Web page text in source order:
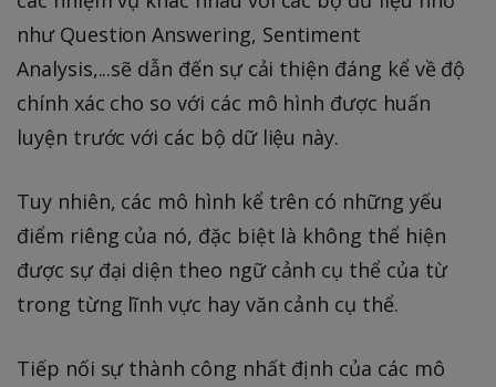
như Question Answering, Sentiment
Analysis,...sẽ dẫn đến sự cải thiện đáng kể về độ
chính xác cho so với các mô hình được huấn
luyện trước với các bộ dữ liệu này.
Tuy nhiên, các mô hình kể trên có những yếu
điểm riêng của nó, đặc biệt là không thể hiện
được sự đại diện theo ngữ cảnh cụ thể của từ
trong từng lĩnh vực hay văn cảnh cụ thể.
Tiếp nối sự thành công nhất định của các mô